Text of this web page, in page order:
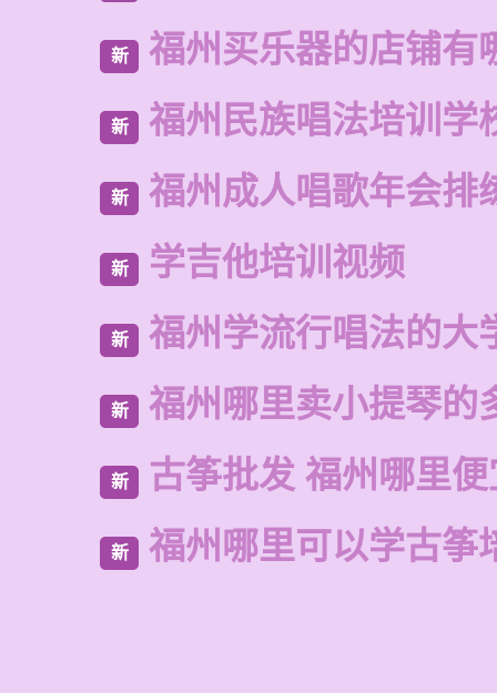
新 福州买乐器的店铺有
新 福州民族唱法培训学
新 福州成人唱歌年会排
新 学吉他培训视频
新 福州学流行唱法的大
新 福州哪里卖小提琴的
新 古筝批发 福州哪里
新 福州哪里可以学古筝